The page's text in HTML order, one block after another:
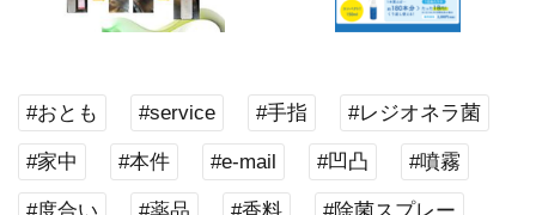
#おとも #service #手指 #レジオネラ菌
#家中 #本件 #e-mail #凹凸 #噴霧